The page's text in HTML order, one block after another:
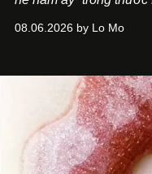
08.06.2026 by Lo Mo